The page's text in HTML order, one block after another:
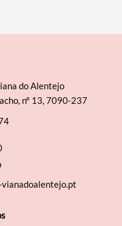
do Alentejo
nº 13, 7090-237
vianadoalentejo.pt